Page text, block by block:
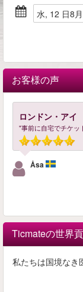
水, 12 日8
お客様の声
ロンドン・アイ
"事前に自宅でチケッ
Åsa
Ticmateの世界
私たちは国境なき